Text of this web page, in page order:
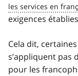
exigences
Cela dit,
s’appliquent pas
pour les